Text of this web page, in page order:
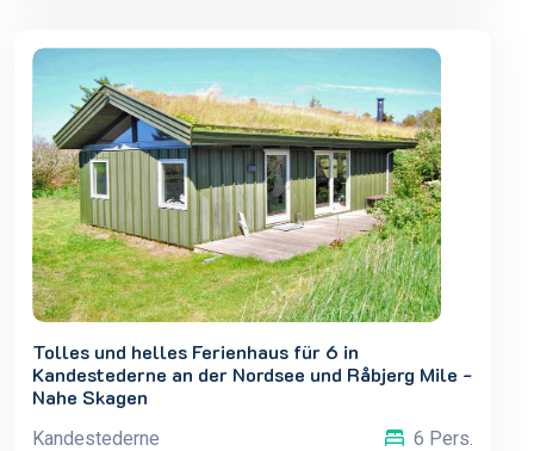
Tolles und helles Ferienhaus für 6 in
Kandestederne an der Nordsee und Råbjerg Mile -
Nahe Skagen
Kandestederne 6 Pers.